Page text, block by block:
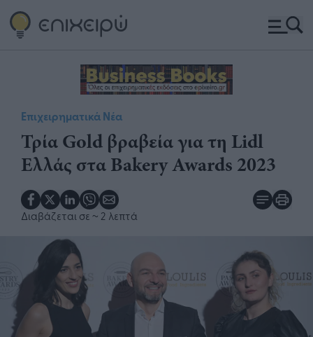
Επιχειρηματικά Νέα
Τρία Gold βραβεία για τη Lidl
Ελλάς στα Bakery Awards 2023
Διαβάζεται σε ~ 2 λεπτά